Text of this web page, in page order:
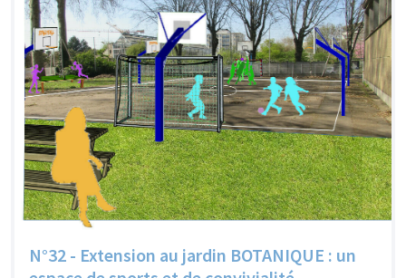
N°32 - Extension au jardin BOTANIQUE : un